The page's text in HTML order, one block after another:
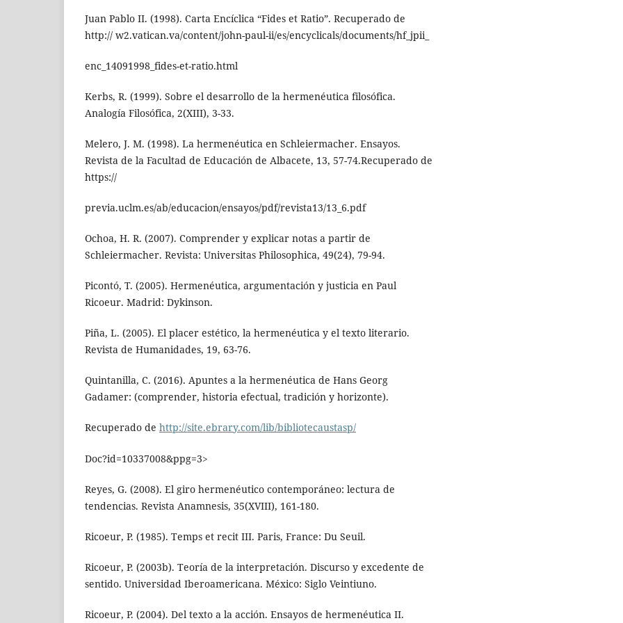
Juan Pablo II. (1998). Carta Encíclica “Fides et Ratio”. Recuperado de
http:// w2.vatican.va/content/john-paul-ii/es/encyclicals/documents/hf_jpii_
enc_14091998_fides-et-ratio.html
Kerbs, R. (1999). Sobre el desarrollo de la hermenéutica filosófica.
Analogía Filosófica, 2(XIII), 3-33.
Melero, J. M. (1998). La hermenéutica en Schleiermacher. Ensayos.
Revista de la Facultad de Educación de Albacete, 13, 57-74.Recuperado de
https://
previa.uclm.es/ab/educacion/ensayos/pdf/revista13/13_6.pdf
Ochoa, H. R. (2007). Comprender y explicar notas a partir de
Schleiermacher. Revista: Universitas Philosophica, 49(24), 79-94.
Picontó, T. (2005). Hermenéutica, argumentación y justicia en Paul
Ricoeur. Madrid: Dykinson.
Piña, L. (2005). El placer estético, la hermenéutica y el texto literario.
Revista de Humanidades, 19, 63-76.
Quintanilla, C. (2016). Apuntes a la hermenéutica de Hans Georg
Gadamer: (comprender, historia efectual, tradición y horizonte).
Recuperado de http://site.ebrary.com/lib/bibliotecaustasp/
Doc?id=10337008&ppg=3>
Reyes, G. (2008). El giro hermenéutico contemporáneo: lectura de
tendencias. Revista Anamnesis, 35(XVIII), 161-180.
Ricoeur, P. (1985). Temps et recit III. Paris, France: Du Seuil.
Ricoeur, P. (2003b). Teoría de la interpretación. Discurso y excedente de
sentido. Universidad Iberoamericana. México: Siglo Veintiuno.
Ricoeur, P. (2004). Del texto a la acción. Ensayos de hermenéutica II.